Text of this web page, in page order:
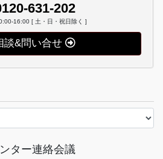
631-202
16:00 [ 土・日・祝日除く ]
&問い合せ
ター連絡会議